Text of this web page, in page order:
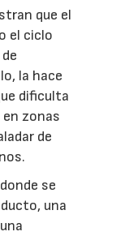
que el
el ciclo
la hace
dificulta
zonas
de
se
una